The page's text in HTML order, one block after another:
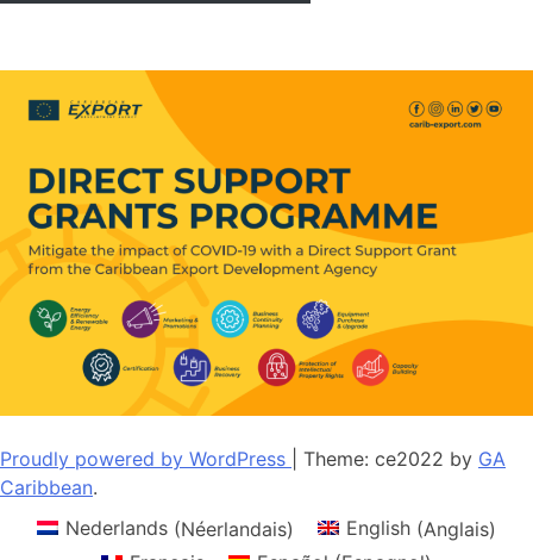
Proudly powered by WordPress Theme: ce2022 by GA
Caribbean.
Nederlands (Néerlandais) English (Anglais)